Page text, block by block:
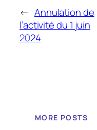
← Annulation de
l’activité du 1 juin
2024
MORE POSTS